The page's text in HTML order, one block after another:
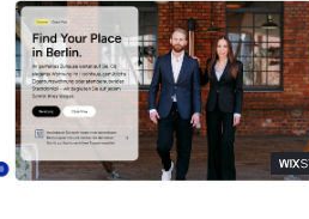
Casa-Viva.Berlin